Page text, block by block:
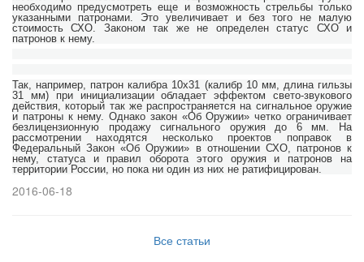
необходимо предусмотреть еще и возможность стрельбы только
указанными патронами. Это увеличивает и без того не малую
стоимость СХО. Законом так же не определен статус СХО и
патронов к нему.
Так, например, патрон калибра 10х31 (калибр 10 мм, длина гильзы
31 мм) при инициализации обладает эффектом свето-звукового
действия, который так же распространяется на сигнальное оружие
и патроны к нему. Однако закон «Об Оружии» четко ограничивает
безлицензионную продажу сигнального оружия до 6 мм. На
рассмотрении находятся несколько проектов поправок в
Федеральный Закон «Об Оружии» в отношении СХО, патронов к
нему, статуса и правил оборота этого оружия и патронов на
территории России, но пока ни один из них не ратифицирован.
2016-06-18
Все статьи